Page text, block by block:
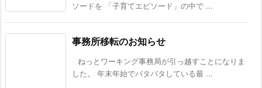
ソードを 「子育てエピソード」の中で ...
事務所移転のお知らせ
ねっとワーキング事務局が引っ越すことになりま
した。 年末年始でバタバタしている最 ...